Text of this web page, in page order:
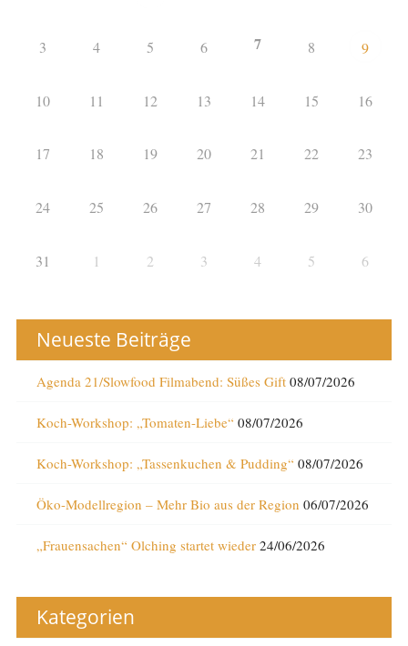
3 4 5 6 7 8 9
10 11 12 13 14 15 16
17 18 19 20 21 22 23
24 25 26 27 28 29 30
31 1 2 3 4 5 6
Neueste Beiträge
Agenda 21/Slowfood Filmabend: Süßes Gift 08/07/2026
Koch-Workshop: „Tomaten-Liebe“ 08/07/2026
Koch-Workshop: „Tassenkuchen & Pudding“ 08/07/2026
Öko-Modellregion – Mehr Bio aus der Region 06/07/2026
„Frauensachen“ Olching startet wieder 24/06/2026
Kategorien